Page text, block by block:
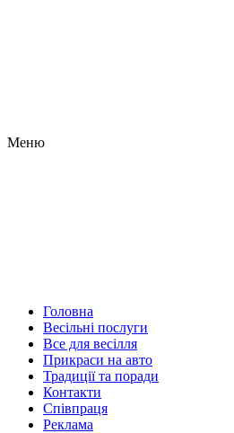
Меню
Головна
Весільні послуги
Все для весілля
Прикраси на авто
Традиції та поради
Контакти
Співпраця
Реклама